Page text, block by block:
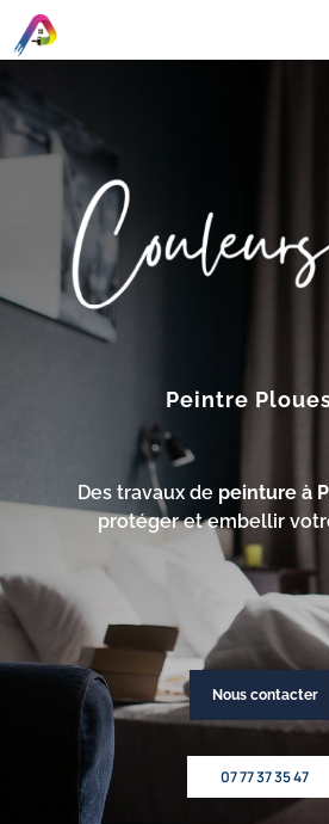
Peintre
Des travaux de peinture à
protéger et embellir
Nous contacter
07 77 37 35 47